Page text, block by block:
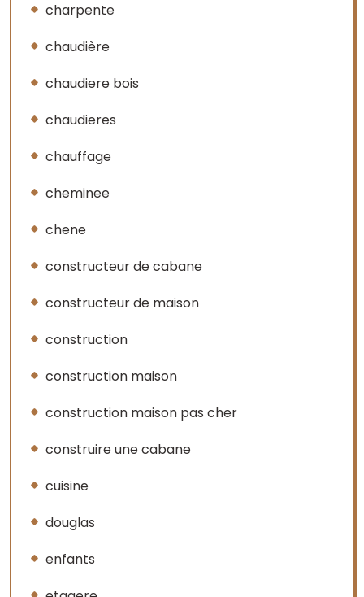
charpente
chaudière
chaudiere bois
chaudieres
chauffage
cheminee
chene
constructeur de cabane
constructeur de maison
construction
construction maison
construction maison pas cher
construire une cabane
cuisine
douglas
enfants